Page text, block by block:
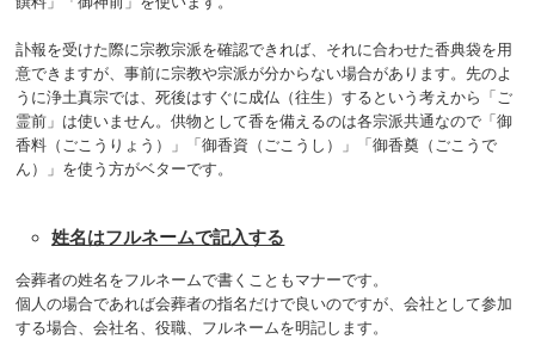
訃報を受けた際に宗教宗派を確認できれば、それに合わせた香典袋を用
意できますが、事前に宗教や宗派が分からない場合があります。先のよ
うに浄土真宗では、死後はすぐに成仏（往生）するという考えから「ご
霊前」は使いません。供物として香を備えるのは各宗派共通なので「御
香料（ごこうりょう）」「御香資（ごこうし）」「御香奠（ごこうで
ん）」を使う方がベターです。
姓名はフルネームで記入する
会葬者の姓名をフルネームで書くこともマナーです。
個人の場合であれば会葬者の指名だけで良いのですが、会社として参加
する場合、会社名、役職、フルネームを明記します。